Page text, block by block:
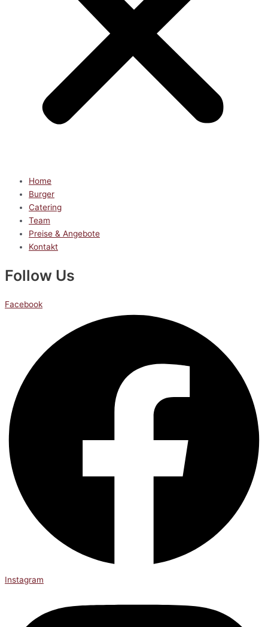
Home
Burger
Catering
Team
Preise & Angebote
Kontakt
Follow Us
Facebook
Instagram